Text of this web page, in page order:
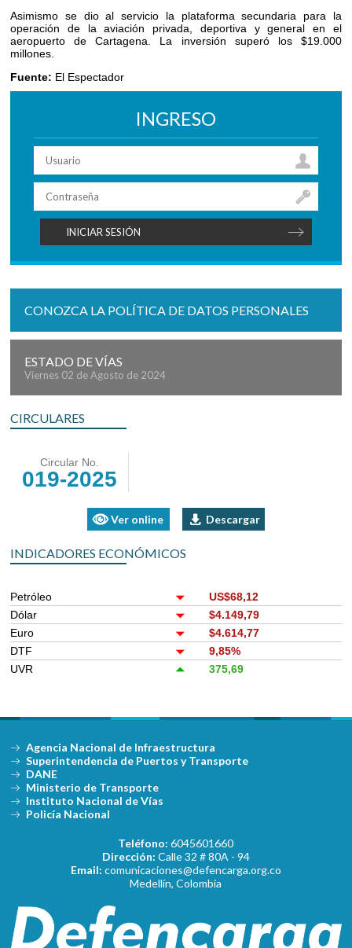
Asimismo se dio al servicio la plataforma secundaria para la
operación de la aviación privada, deportiva y general en el
aeropuerto de Cartagena. La inversión superó los $19.000
millones.
Fuente: El Espectador
INGRESO
CONOZCA LA POLÍTICA DE DATOS PERSONALES
ESTADO DE VÍAS
Viernes 02 de Agosto de 2024
CIRCULARES
Circular No.
019-2025
Ver online Descargar
INDICADORES ECONÓMICOS
Petróleo
US$68,12
Dólar
$4.149,79
Euro
$4.614,77
DTF
9,85%
UVR
375,69
Agencia Nacional de Infraestructura
Superintendencia de Puertos y Transporte
DANE
Ministerio de Transporte
Instituto Nacional de Vías
Policía Nacional
Teléfono: 6045601660
Dirección: Calle 32 # 80A - 94
Email: comunicaciones@defencarga.org.co
Medellín, Colombia